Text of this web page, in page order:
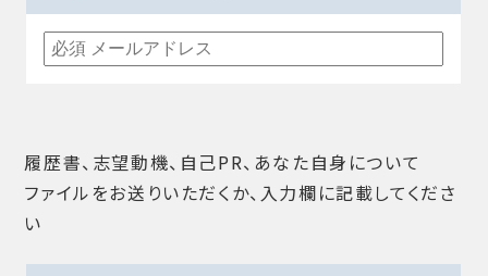
履歴書、志望動機、自己PR、あなた自身について
ファイルをお送りいただくか、入力欄に記載してくださ
い